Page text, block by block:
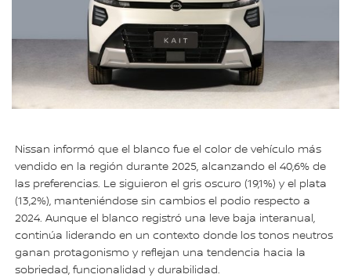
Nissan informó que el blanco fue el color de vehículo más
vendido en la región durante 2025, alcanzando el 40,6% de
las preferencias. Le siguieron el gris oscuro (19,1%) y el plata
(13,2%), manteniéndose sin cambios el podio respecto a
2024. Aunque el blanco registró una leve baja interanual,
continúa liderando en un contexto donde los tonos neutros
ganan protagonismo y reflejan una tendencia hacia la
sobriedad, funcionalidad y durabilidad.